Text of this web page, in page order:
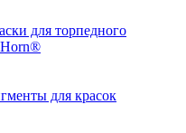
для торпедного
Horn®
для красок